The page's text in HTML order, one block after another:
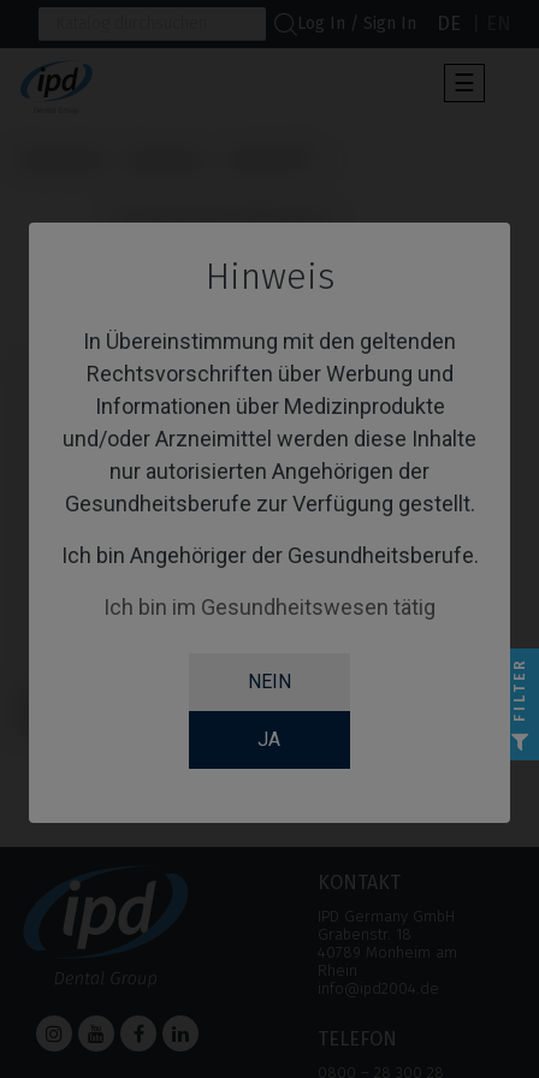
Hinweis
In Übereinstimmung mit den geltenden
Rechtsvorschriften über Werbung und
Informationen über Medizinprodukte
und/oder Arzneimittel werden diese Inhalte
nur autorisierten Angehörigen der
Gesundheitsberufe zur Verfügung gestellt.
Ich bin Angehöriger der Gesundheitsberufe.
Ich bin im Gesundheitswesen tätig
NEIN
JA
Log In / Sign In DE
der
☰
                      Provisorisches Abutment
kompatibel mit Megagen®
KONTAKT
IPD Germany GmbH
Grabenstr. 18
40789 Monheim am
Rhein
info@ipd2004.de
TELEFON
0800 – 28 300 28
FILTER